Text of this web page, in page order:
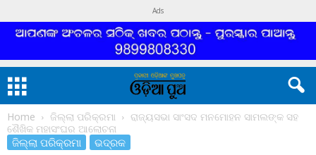
Ads
Home ଜିଲ୍ଲା ପରିକ୍ରମା
ରାଜ୍ୟସଭା ସାଂସଦ ମନମୋହନ ସାମଲଙ୍କ ସହ
ଶୈଖିକ ମହାସଂଘର ଆଲୋଚନା
ଜିଲ୍ଲା ପରିକ୍ରମା ଭଦ୍ରକ